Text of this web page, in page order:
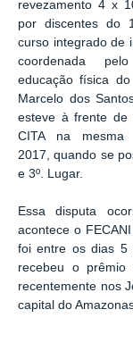
revezamento 4 x
por discentes do
curso integrado de
coordenada
educação física do
Marcelo dos
esteve à frente de
CITA na mesma
2017, quando se
e 3º. Lugar.
Essa disputa
acontece o
foi entre os dias 5
recebeu o
recentemente nos
capital do